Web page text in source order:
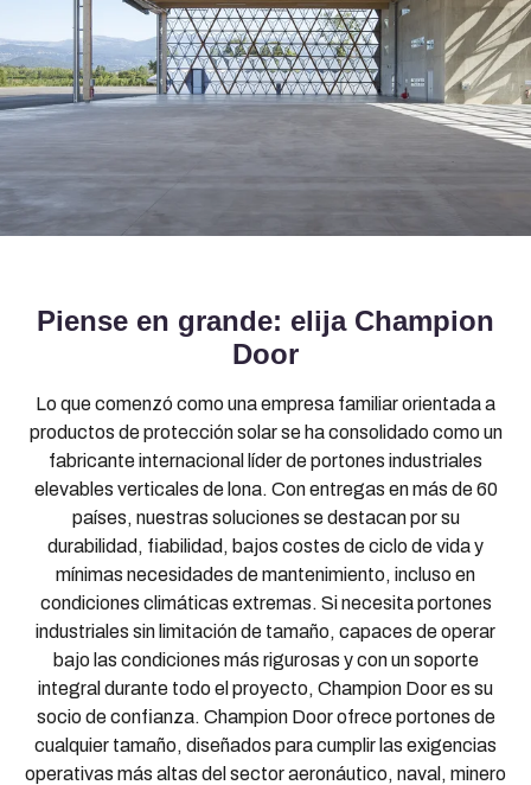
Piense en grande: elija Champion
Door
Lo que comenzó como una empresa familiar orientada a
productos de protección solar se ha consolidado como un
fabricante internacional líder de portones industriales
elevables verticales de lona. Con entregas en más de 60
países, nuestras soluciones se destacan por su
durabilidad, fiabilidad, bajos costes de ciclo de vida y
mínimas necesidades de mantenimiento, incluso en
condiciones climáticas extremas. Si necesita portones
industriales sin limitación de tamaño, capaces de operar
bajo las condiciones más rigurosas y con un soporte
integral durante todo el proyecto, Champion Door es su
socio de confianza. Champion Door ofrece portones de
cualquier tamaño, diseñados para cumplir las exigencias
operativas más altas del sector aeronáutico, naval, minero